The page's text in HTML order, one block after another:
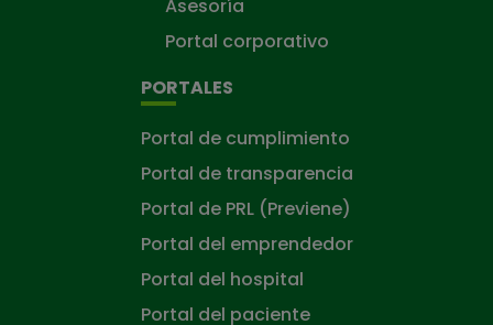
Asesoría
Portal corporativo
PORTALES
Portal de cumplimiento
Portal de transparencia
Portal de PRL (Previene)
Portal del emprendedor
Portal del hospital
Portal del paciente